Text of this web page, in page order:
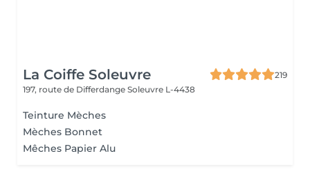
La Coiffe Soleuvre
219
197, route de Differdange Soleuvre L-4438
Teinture Mèches
Mèches Bonnet
Mêches Papier Alu